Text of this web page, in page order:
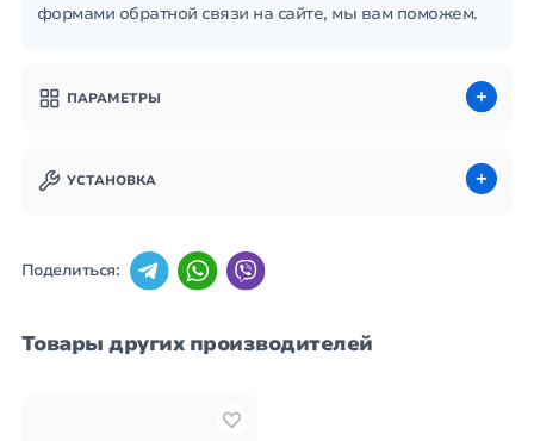
формами обратной связи на сайте, мы вам поможем.
ПАРАМЕТРЫ
УСТАНОВКА
Поделиться:
Товары других производителей